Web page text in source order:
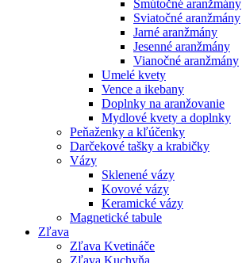
Smútočné aranžmány
Sviatočné aranžmány
Jarné aranžmány
Jesenné aranžmány
Vianočné aranžmány
Umelé kvety
Vence a ikebany
Doplnky na aranžovanie
Mydlové kvety a doplnky
Peňaženky a kľúčenky
Darčekové tašky a krabičky
Vázy
Sklenené vázy
Kovové vázy
Keramické vázy
Magnetické tabule
Zľava
Zľava Kvetináče
Zľava Kuchyňa